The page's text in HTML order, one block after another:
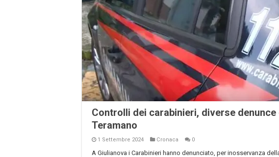
Controlli dei carabinieri, diverse denunce
Teramano
1 Settembre 2024 Cronaca 0
A Giulianova i Carabinieri hanno denunciato, per inosservanza